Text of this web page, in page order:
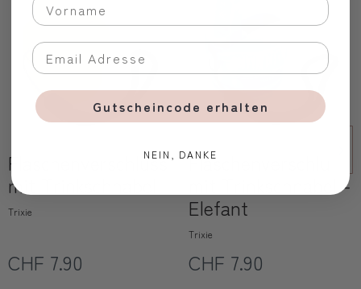
Flaschenverschluss
mit Trinkschnabel
Trixie
CHF 7.90
Flaschenverschluss
mit Trinkschnabel -
Elefant
Trixie
CHF 7.90
Gutscheincode erhalten
NEIN, DANKE